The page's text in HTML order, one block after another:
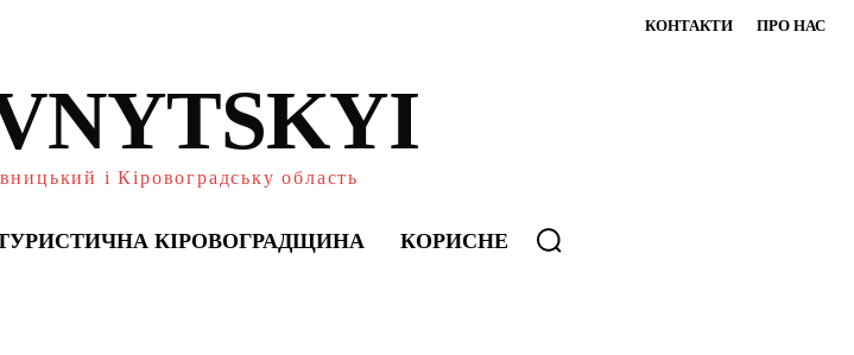
КОНТАКТИ ПРО НАС
і Кіровоградську область
КІРОВОГРАДЩИНА КОРИСНЕ